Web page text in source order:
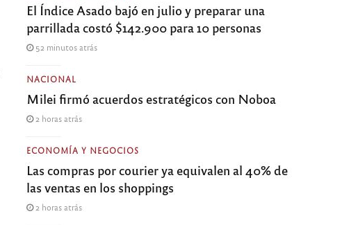
El Índice Asado bajó en julio y preparar una
parrillada costó $142.900 para 10 personas
52 minutos atrás
NACIONAL
Milei firmó acuerdos estratégicos con Noboa
2 horas atrás
ECONOMÍA Y NEGOCIOS
Las compras por courier ya equivalen al 40% de
las ventas en los shoppings
2 horas atrás